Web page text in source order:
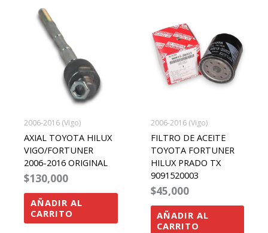
2006-2016 (Vigo)
AXIAL TOYOTA HILUX
VIGO/FORTUNER
2006-2016 ORIGINAL
$130,000
AÑADIR AL
CARRITO
2006-2016 (Vigo)
FILTRO DE ACEITE
TOYOTA FORTUNER
HILUX PRADO TX
9091520003
$45,000
AÑADIR AL
CARRITO